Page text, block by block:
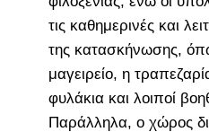
τις καθημερινές και
της κατασκήνωσης,
μαγειρείο, η
φυλάκια και λοιποί
Παράλληλα, ο χώρος